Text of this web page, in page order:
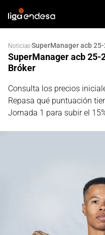
Noticias·SuperManager acb
SuperManager acb 25-
Bróker
Consulta los precios
Repasa qué puntuación
Jornada 1 para subir el